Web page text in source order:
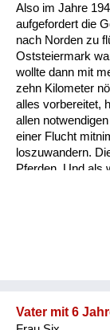
Also im Jahre
aufgefordert die
nach Norden zu
Oststeiermark
wollte dann mit
zehn Kilometer
alles vorbereitet,
allen
einer Flucht
loszuwandern.
Pferden. Und als
sind, hat mein
gewesen mit
Vater mit 6